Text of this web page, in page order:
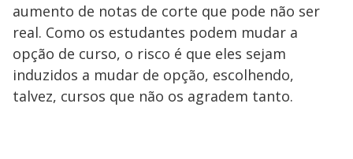
aumento de notas de corte que pode não ser
real. Como os estudantes podem mudar a
opção de curso, o risco é que eles sejam
induzidos a mudar de opção, escolhendo,
talvez, cursos que não os agradem tanto.